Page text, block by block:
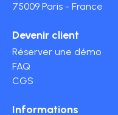
75009 Paris - France
Devenir client
Réserver une démo
FAQ
CGS
Informations